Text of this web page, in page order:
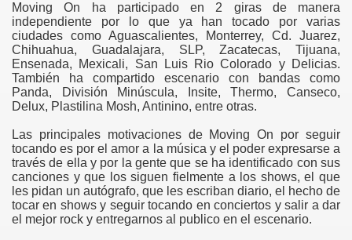
Moving On ha participado en 2 giras de manera
independiente por lo que ya han tocado por varias
ciudades como Aguascalientes, Monterrey, Cd. Juarez,
Chihuahua, Guadalajara, SLP, Zacatecas, Tijuana,
Ensenada, Mexicali, San Luis Rio Colorado y Delicias.
También ha compartido escenario con bandas como
Panda, División Minúscula, Insite, Thermo, Canseco,
Delux, Plastilina Mosh, Antinino, entre otras.
Las principales motivaciones de Moving On por seguir
tocando es por el amor a la música y el poder expresarse a
través de ella y por la gente que se ha identificado con sus
canciones y que los siguen fielmente a los shows, el que
les pidan un autógrafo, que les escriban diario, el hecho de
tocar en shows y seguir tocando en conciertos y salir a dar
el mejor rock y entregarnos al publico en el escenario.